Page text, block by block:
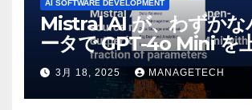
AI SOFTWARE DEVELOPMENT
Mistral AI が、わずかな
ータで GPT-4o Mini を
しいオープンソース モデ
リース | VentureBeat
3月 18, 2025 MANAGETECH